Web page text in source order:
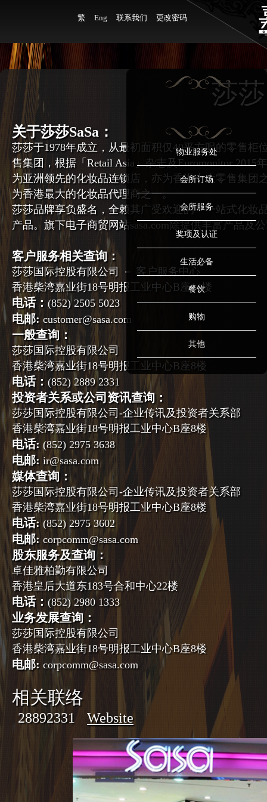
繁 Eng 联系我们 更改密码
物业服务处
会所订场
会所服务
奖项及认证
生活必备
餐饮
购物
其他
莎莎
关于莎莎SaSa：
莎莎于1978年成立，从最初面积仅40平方呎的零售
售集团，根据「Retail Asia」杂志及Euromonitor 2015
为亚洲领先的化妆品连锁店，亦为香港十大零售集团
为香港最大的化妆品代理商之一。
莎莎品牌享负盛名，全赖其广受欢迎的「一站式化妆
产品。旗下电子商贸网站sasa.com除提供丰富产品及
客户服务相关查询：
莎莎国际控股有限公司 － 客户服务中心
香港柴湾嘉业街18号明报工业中心B座14楼
电话： (852) 2505 5023
电邮: customer@sasa.com
一般查询：
莎莎国际控股有限公司
香港柴湾嘉业街18号明报工业中心B座8楼
电话： (852) 2889 2331
投资者关系或公司资讯查询：
莎莎国际控股有限公司-企业传讯及投资者关系部
香港柴湾嘉业街18号明报工业中心B座8楼
电话: (852) 2975 3638
电邮: ir@sasa.com
媒体查询：
莎莎国际控股有限公司-企业传讯及投资者关系部
香港柴湾嘉业街18号明报工业中心B座8楼
电话: (852) 2975 3602
电邮:corpcomm@sasa.com
股东服务及查询：
卓佳雅柏勤有限公司
香港皇后大道东183号合和中心22楼
电话： (852) 2980 1333
业务发展查询：
莎莎国际控股有限公司
香港柴湾嘉业街18号明报工业中心B座8楼
电邮: corpcomm@sasa.com
相关联络
28892331 Website